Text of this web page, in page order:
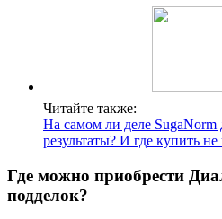
Читайте также:
На самом ли деле SugaNorm
результаты? И где купить
Где можно приобрести
подделок?